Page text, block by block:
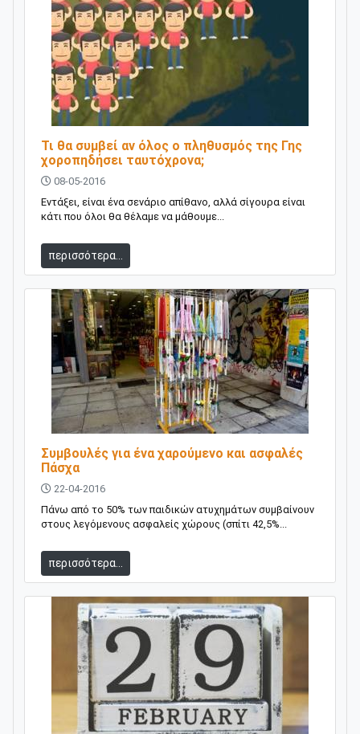
Τι θα συμβεί αν όλος ο πληθυσμός της Γης
χοροπηδήσει ταυτόχρονα;
08-05-2016
Εντάξει, είναι ένα σενάριο απίθανο, αλλά σίγουρα είναι
κάτι που όλοι θα θέλαμε να μάθουμε...
περισσότερα...
Συμβουλές για ένα χαρούμενο και ασφαλές
Πάσχα
22-04-2016
Πάνω από το 50% των παιδικών ατυχημάτων συμβαίνουν
στους λεγόμενους ασφαλείς χώρους (σπίτι 42,5%...
περισσότερα...